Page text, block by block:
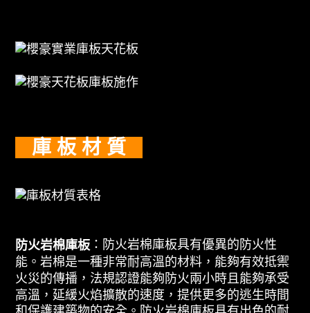
庫 板 材 質
防火岩棉庫板 ：防火岩棉庫板具有優異的防火性
能。岩棉是一種非常耐高溫的材料，能夠有效抵禦
火災的傳播，法規認證能夠防火兩小時且能夠承受
高溫，延緩火焰擴散的速度，提供更多的逃生時間